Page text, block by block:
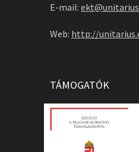
E-mail:
Web: http://
TÁMOGATÓK